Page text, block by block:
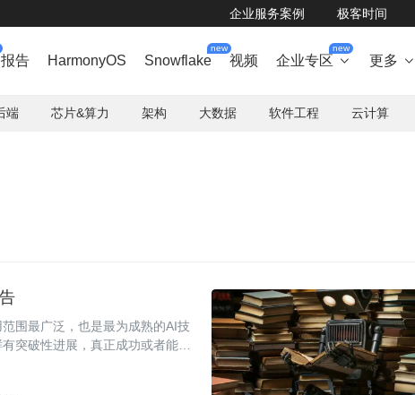
企业服务案例 极客时间
报告 HarmonyOS Snowflake
new
视频 企业专区
new
 更多 
端 芯片&算力 架构 大数据 软件工程 云计算
围最广泛，也是最为成熟的AI技
突破性进展，真正成功或者能够